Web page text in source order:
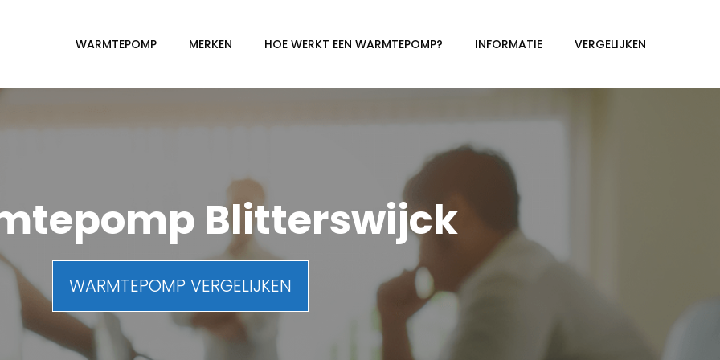
WARMTEPOMP MERKEN HOE WERKT EEN WARMTEPOMP? INFORMATIE VERGELIJKEN
Blitterswijck
WARMTEPOMP VERGELIJKEN